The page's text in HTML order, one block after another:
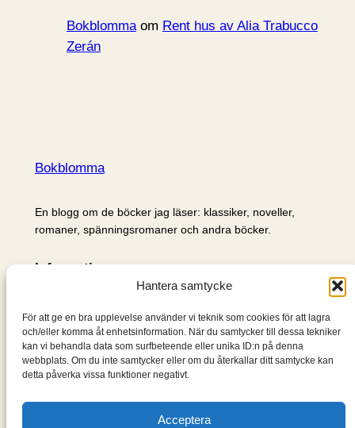
Hantera samtycke
För att ge en bra upplevelse använder vi teknik som cookies för att lagra
och/eller komma åt enhetsinformation. När du samtycker till dessa tekniker
kan vi behandla data som surfbeteende eller unika ID:n på denna
webbplats. Om du inte samtycker eller om du återkallar ditt samtycke kan
detta påverka vissa funktioner negativt.
Acceptera
Bokblommaom Rent hus av Alia Trabucco
Zerán
Bokblomma
En blogg om de böcker jag läser: klassiker, noveller,
romaner, spänningsromaner och andra böcker.
Information
Om mig & om bloggen
S
ö
k